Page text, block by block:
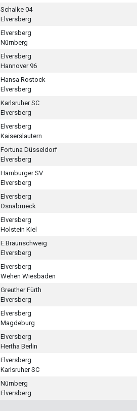
Schalke 04
Elversberg
Elversberg
Nürnberg
Elversberg
Hannover 96
Hansa Rostock
Elversberg
Karlsruher SC
Elversberg
Elversberg
Kaiserslautern
Fortuna Düsseldorf
Elversberg
Hamburger SV
Elversberg
Elversberg
Osnabrueck
Elversberg
Holstein Kiel
E.Braunschweig
Elversberg
Elversberg
Wehen Wiesbaden
Greuther Fürth
Elversberg
Elversberg
Magdeburg
Elversberg
Hertha Berlin
Elversberg
Karlsruher SC
Nürnberg
Elversberg